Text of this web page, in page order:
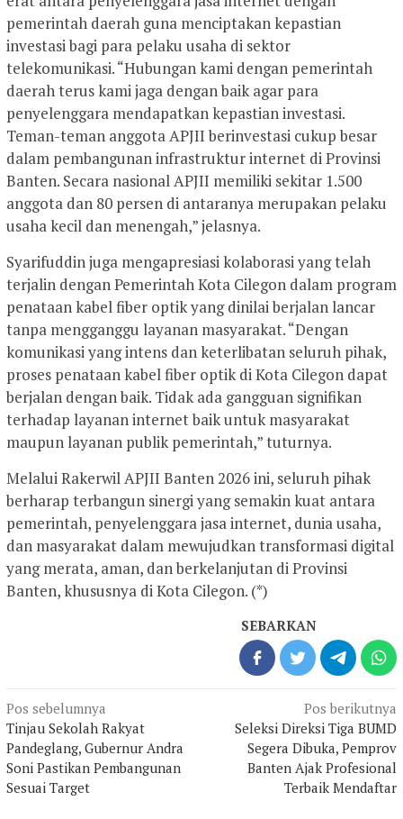
pemerintah daerah guna menciptakan kepastian
investasi bagi para pelaku usaha di sektor
telekomunikasi. “Hubungan kami dengan pemerintah
daerah terus kami jaga dengan baik agar para
penyelenggara mendapatkan kepastian investasi.
Teman-teman anggota APJII berinvestasi cukup besar
dalam pembangunan infrastruktur internet di Provinsi
Banten. Secara nasional APJII memiliki sekitar 1.500
anggota dan 80 persen di antaranya merupakan pelaku
usaha kecil dan menengah,” jelasnya.
Syarifuddin juga mengapresiasi kolaborasi yang telah
terjalin dengan Pemerintah Kota Cilegon dalam program
penataan kabel fiber optik yang dinilai berjalan lancar
tanpa mengganggu layanan masyarakat. “Dengan
komunikasi yang intens dan keterlibatan seluruh pihak,
proses penataan kabel fiber optik di Kota Cilegon dapat
berjalan dengan baik. Tidak ada gangguan signifikan
terhadap layanan internet baik untuk masyarakat
maupun layanan publik pemerintah,” tuturnya.
Melalui Rakerwil APJII Banten 2026 ini, seluruh pihak
berharap terbangun sinergi yang semakin kuat antara
pemerintah, penyelenggara jasa internet, dunia usaha,
dan masyarakat dalam mewujudkan transformasi digital
yang merata, aman, dan berkelanjutan di Provinsi
Banten, khususnya di Kota Cilegon. (*)
SEBARKAN
Navigasi
pos
Pos sebelumnya
Tinjau Sekolah Rakyat
Pandeglang, Gubernur Andra
Soni Pastikan Pembangunan
Sesuai Target
Pos berikutnya
Seleksi Direksi Tiga BUMD
Segera Dibuka, Pemprov
Banten Ajak Profesional
Terbaik Mendaftar